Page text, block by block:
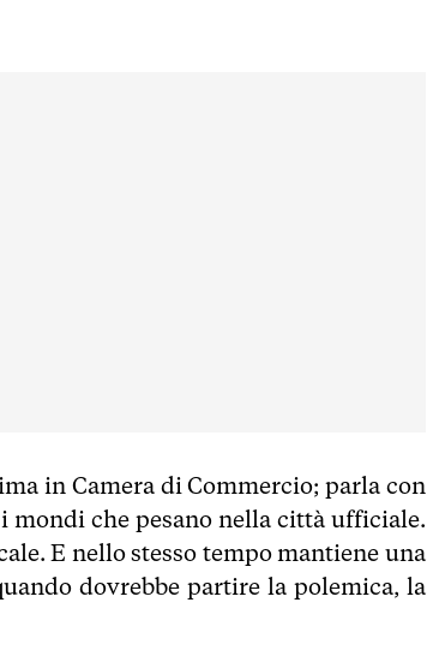
in Camera di Commercio; parla con
che pesano nella città ufficiale.
E nello stesso tempo mantiene una
dovrebbe partire la polemica, la